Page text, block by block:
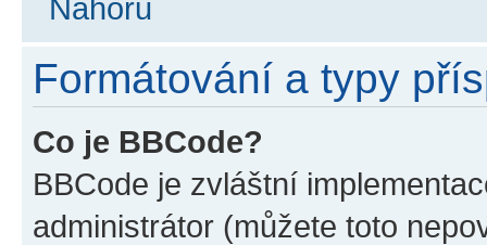
Nahoru
Formátování a typy
Co je BBCode?
BBCode je zvláštní
administrátor (můžete toto